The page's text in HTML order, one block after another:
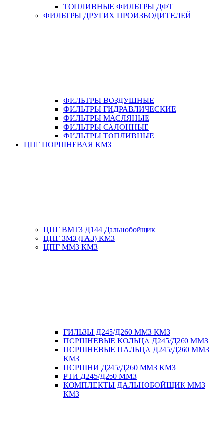
ТОПЛИВНЫЕ ФИЛЬТРЫ ДФТ
ФИЛЬТРЫ ДРУГИХ ПРОИЗВОДИТЕЛЕЙ
ФИЛЬТРЫ ВОЗДУШНЫЕ
ФИЛЬТРЫ ГИДРАВЛИЧЕСКИЕ
ФИЛЬТРЫ МАСЛЯНЫЕ
ФИЛЬТРЫ САЛОННЫЕ
ФИЛЬТРЫ ТОПЛИВНЫЕ
ЦПГ ПОРШНЕВАЯ КМЗ
ЦПГ ВМТЗ Д144 Дальнобойщик
ЦПГ ЗМЗ (ГАЗ) КМЗ
ЦПГ ММЗ КМЗ
ГИЛЬЗЫ Д245/Д260 ММЗ КМЗ
ПОРШНЕВЫЕ КОЛЬЦА Д245/Д260 ММЗ
ПОРШНЕВЫЕ ПАЛЬЦА Д245/Д260 ММЗ
КМЗ
ПОРШНИ Д245/Д260 ММЗ КМЗ
РТИ Д245/Д260 ММЗ
КОМПЛЕКТЫ ДАЛЬНОБОЙЩИК ММЗ
КМЗ